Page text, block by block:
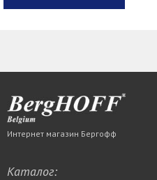
Интернет магазин Бергофф
Каталог: